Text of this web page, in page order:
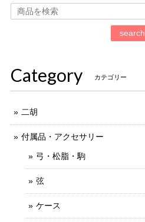
search
Category カテゴリー
二胡
付属品・アクセサリー
弓・松脂・駒
弦
ケース